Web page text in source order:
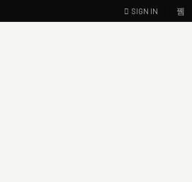
SIGN IN